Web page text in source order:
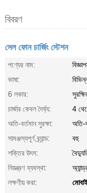
বিবরণ
সেল ফোন চার্জিং স্টেশন
পণ্যের নাম:
ভাষা:
6 লকার:
চার্জার কেবল দৈর্ঘ্য:
4
অতি-বর্তমান সুরক্ষা:
অতি-
সামঞ্জস্যপূর্ণ ব্র্যান্ড:
বহু
শক্তির উৎস:
নিয়ন্ত্রণ ব্যবস্থা:
লক্ষণীয় করা: